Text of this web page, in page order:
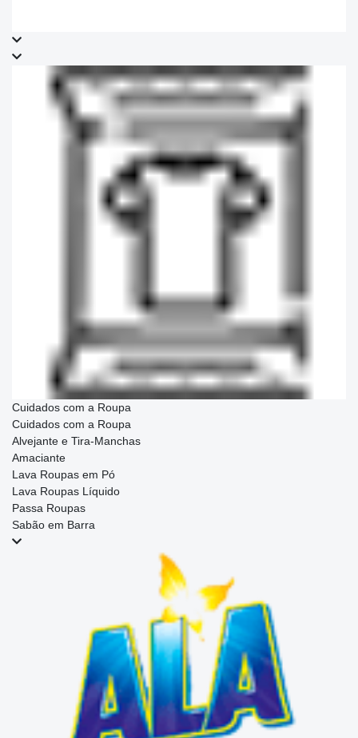
Cuidados com a Roupa
Cuidados com a Roupa
Alvejante e Tira-Manchas
Amaciante
Lava Roupas em Pó
Lava Roupas Líquido
Passa Roupas
Sabão em Barra